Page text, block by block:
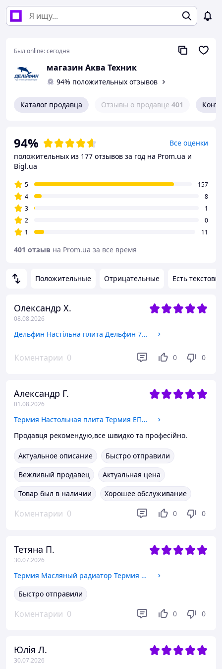
Был online:сегодня
магазин Аква Техник
94% положительных отзывов
Каталог продавца Отзывы о продавце 401
Положительные Отрицательные Есть
Олександр Х.
08.08.2026
Дельфин Настільна плита Дельфин 7102S2 7102S2
Коментарии 0 0 0
Александр Г.
01.08.2026
Термия Настольная плита Термия ЕПЧ 2-2,2/230М2 нерж (131215022) 131215022
Продавця рекомендую,все швидко та професійно.
Актуальное описание
Быстро отправили
Вежливый продавец
Актуальная цена
Товар был в наличии
Хорошее обслуживание
Коментарии 0 0 0
Тетяна П.
30.07.2026
Термия Масляный радиатор Термия Эконом Н1125 (051011025) 051011025
Быстро отправили
Коментарии 0 0 0
Юлія Л.
30.07.2026
94%
Все оценки
положительных из 177 отзывов за год на Prom.ua и
Bigl.ua
5
157
4
8
3
1
2
0
1
11
401 отзыв на Prom.ua за все время